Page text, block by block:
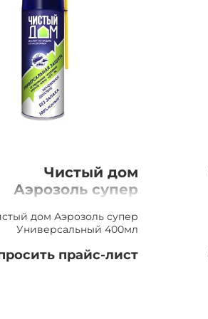
Чистый дом
Аэрозоль супер
400мл
дом Аэрозоль супер
Универсальный 400мл
прайс-лист